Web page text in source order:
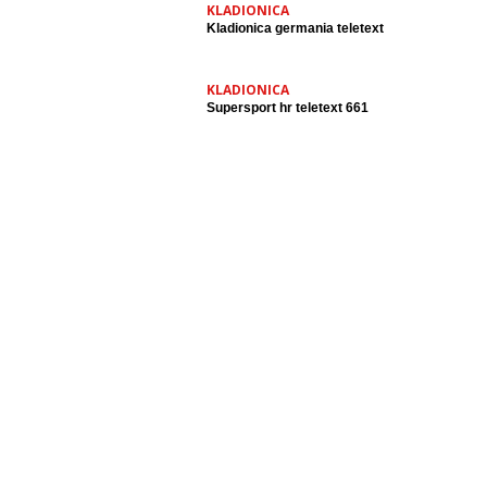
KLADIONICA
Kladionica germania teletext
KLADIONICA
Supersport hr teletext 661